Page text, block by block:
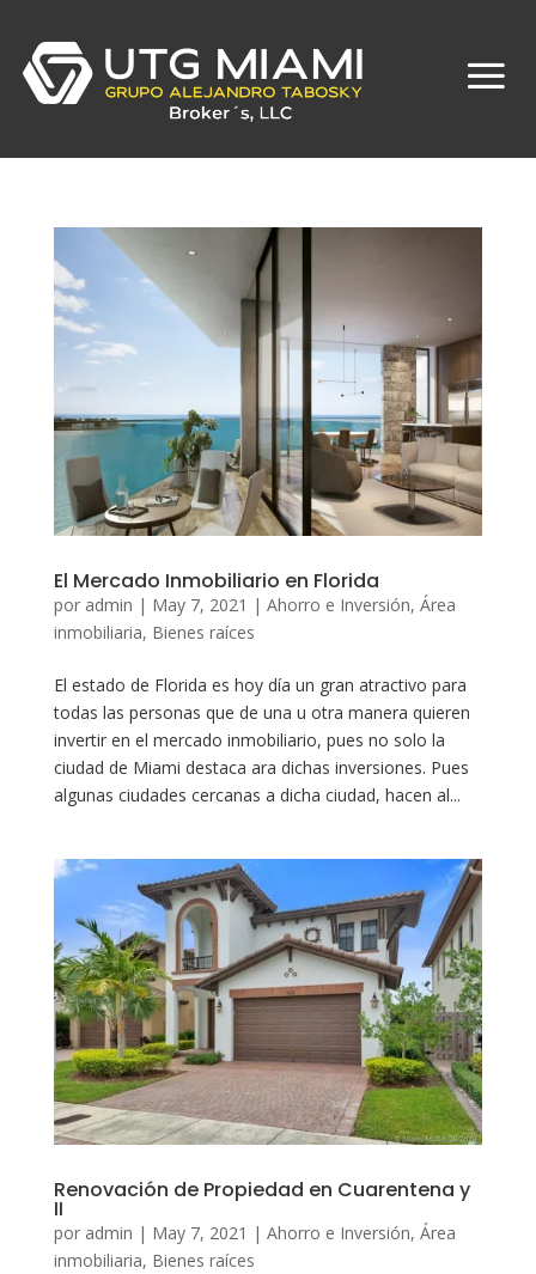
El Mercado Inmobiliario en Florida
por admin | May 7, 2021 | Ahorro e Inversión, Área
inmobiliaria, Bienes raíces
El estado de Florida es hoy día un gran atractivo para
todas las personas que de una u otra manera quieren
invertir en el mercado inmobiliario, pues no solo la
ciudad de Miami destaca ara dichas inversiones. Pues
algunas ciudades cercanas a dicha ciudad, hacen al...
Renovación de Propiedad en Cuarentena y
II
por admin | May 7, 2021 | Ahorro e Inversión, Área
inmobiliaria, Bienes raíces